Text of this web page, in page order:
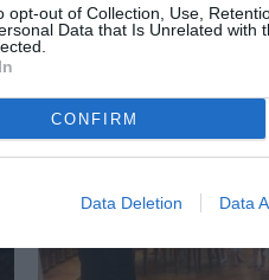
opt-out of Collection, Use,
Data that Is Unrelated with
CONFIRM
Data Deletion Data
DE